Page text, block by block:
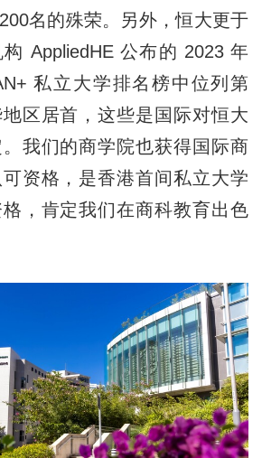
名的殊荣。另外，恒大更于
AppliedHE 公布的 2023 年
私立大学排名榜中位列第
区居首，这些是国际对恒大
我们的商学院也获得国际商
资格，是香港首间私立大学
，肯定我们在商科教育出色